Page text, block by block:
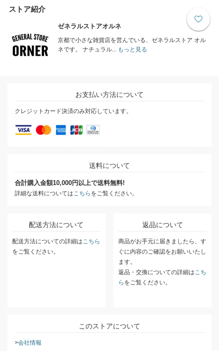
ストア紹介
ゼネラルストアオルネ
京都で小さな雑貨店を営んでいる、ゼネラルストア オル
ネです。 ナチュラル...
もっと見る
お支払い方法について
クレジットカード決済のみ対応しています。
送料について
合計購入金額10,000円以上で送料無料!
詳細な送料については こちら をご覧ください。
配送方法について
配送方法についての詳細は こちら
をご覧ください。
返品について
商品がお手元に届きましたら、す
ぐに内容のご確認をお願いいたし
ます。
返品・交換についての詳細は こち
ら をご覧ください。
このストアについて
会社情報